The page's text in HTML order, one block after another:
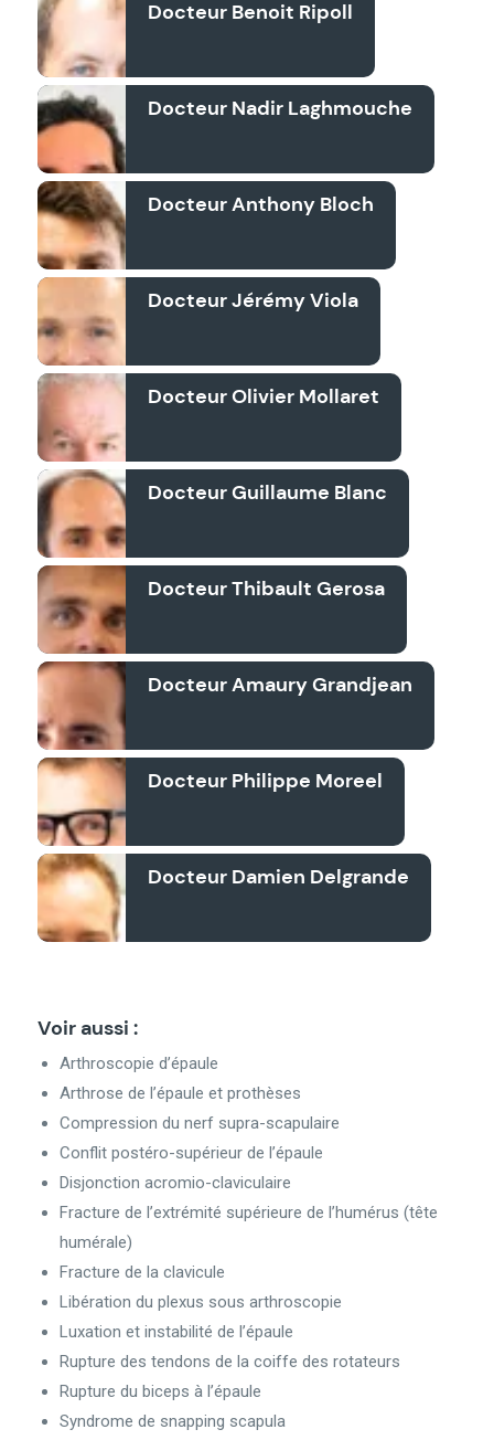
Docteur Benoit Ripoll
Docteur Nadir Laghmouche
Docteur Anthony Bloch
Docteur Jérémy Viola
Docteur Olivier Mollaret
Docteur Guillaume Blanc
Docteur Thibault Gerosa
Docteur Amaury Grandjean
Docteur Philippe Moreel
Docteur Damien Delgrande
Voir aussi :
Arthroscopie d’épaule
Arthrose de l’épaule et prothèses
Compression du nerf supra-scapulaire
Conflit postéro-supérieur de l’épaule
Disjonction acromio-claviculaire
Fracture de l’extrémité supérieure de l’humérus (tête
humérale)
Fracture de la clavicule
Libération du plexus sous arthroscopie
Luxation et instabilité de l’épaule
Rupture des tendons de la coiffe des rotateurs
Rupture du biceps à l’épaule
Syndrome de snapping scapula